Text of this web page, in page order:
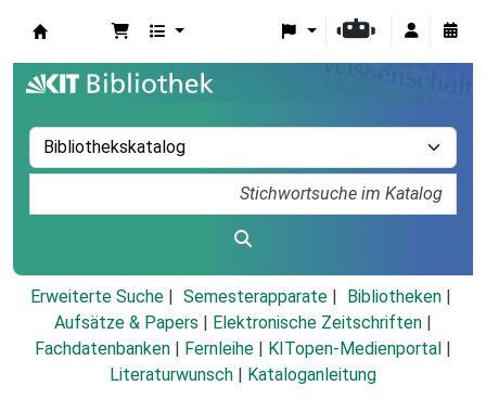
Erweiterte Suche Semesterapparate
Bibliotheken
Aufsätze & Papers
Elektronische Zeitschriften
Fachdatenbanken
Fernleihe KITopen-Medienportal
Literaturwunsch
Kataloganleitung